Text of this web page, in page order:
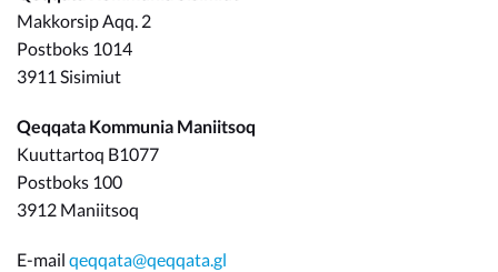
Makkorsip Aqq. 2
Postboks 1014
3911 Sisimiut
Qeqqata Kommunia Maniitsoq
Kuuttartoq B1077
Postboks 100
3912 Maniitsoq
E-mail qeqqata@qeqqata.gl